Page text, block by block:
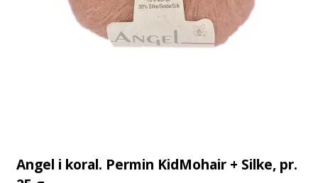
Angel i koral. Permin KidMohair + Silke, pr.